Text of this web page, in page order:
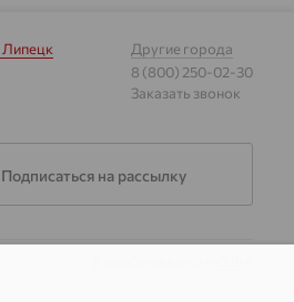
Липецк
Другие города
8 (800) 250-02-30
Заказать звонок
Подписаться на рассылку